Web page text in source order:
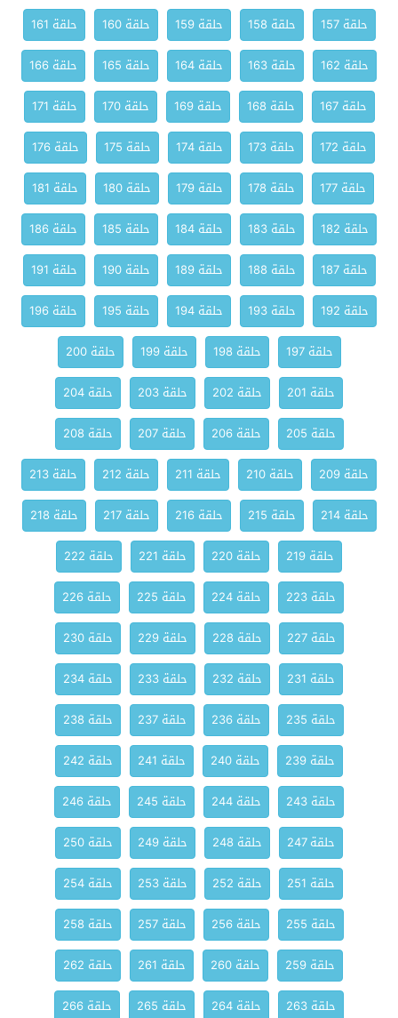
حلقة 157 حلقة 158 حلقة 159 حلقة 160
حلقة 161
حلقة 162
حلقة 163 حلقة 164 حلقة 165
حلقة 166
حلقة 167
حلقة 168 حلقة 169 حلقة 170
حلقة 171
حلقة 172
حلقة 173 حلقة 174 حلقة 175
حلقة 176
حلقة 177
حلقة 178 حلقة 179 حلقة 180
حلقة 181
حلقة 182
حلقة 183 حلقة 184 حلقة 185
حلقة 186
حلقة 187
حلقة 188 حلقة 189 حلقة 190
حلقة 191
حلقة 192
حلقة 193 حلقة 194 حلقة 195
حلقة 196
حلقة 197
حلقة 198 حلقة 199
حلقة 200
حلقة 201
حلقة 202 حلقة 203
حلقة 204
حلقة 205
حلقة 206 حلقة 207
حلقة 208
حلقة 209
حلقة 210 حلقة 211 حلقة 212
حلقة 213
حلقة 214
حلقة 215 حلقة 216 حلقة 217
حلقة 218
حلقة 219
حلقة 220 حلقة 221
حلقة 222
حلقة 223
حلقة 224 حلقة 225
حلقة 226
حلقة 227
حلقة 228 حلقة 229
حلقة 230
حلقة 231
حلقة 232 حلقة 233
حلقة 234
حلقة 235
حلقة 236 حلقة 237
حلقة 238
حلقة 239
حلقة 240 حلقة 241
حلقة 242
حلقة 243
حلقة 244 حلقة 245
حلقة 246
حلقة 247
حلقة 248 حلقة 249
حلقة 250
حلقة 251
حلقة 252 حلقة 253
حلقة 254
حلقة 255
حلقة 256 حلقة 257
حلقة 258
حلقة 259
حلقة 260 حلقة 261
حلقة 262
حلقة 263
حلقة 264 حلقة 265
حلقة 266